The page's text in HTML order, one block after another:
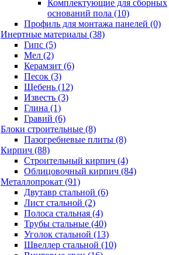
Комплектующие для сборных
оснований пола (10)
Профиль для монтажа панелей (0)
Инертные материалы (38)
Гипс (5)
Мел (2)
Керамзит (6)
Песок (3)
Щебень (12)
Известь (3)
Глина (1)
Гравий (6)
Блоки строительные (8)
Пазогребневые плиты (8)
Кирпич (88)
Строительный кирпич (4)
Облицовочный кирпич (84)
Металлопрокат (91)
Двутавр стальной (6)
Лист стальной (2)
Полоса стальная (4)
Трубы стальные (40)
Уголок стальной (13)
Швеллер стальной (10)